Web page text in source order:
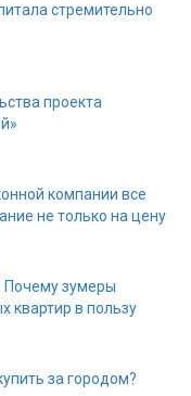
стремительно
проекта
компании все
не только на цену
Почему зумеры
квартир в пользу
за городом?